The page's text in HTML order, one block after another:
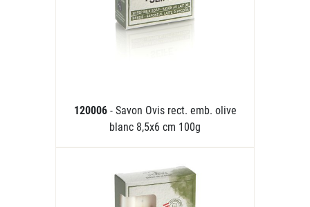
120006 - Savon Ovis rect. emb. olive
blanc 8,5x6 cm 100g